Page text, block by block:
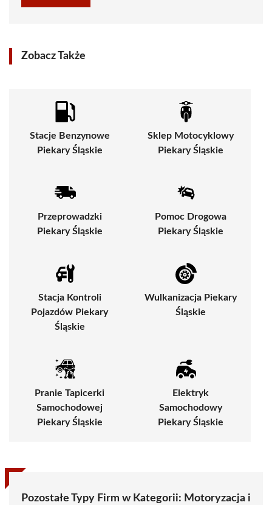
Zobacz Także
Stacje Benzynowe
Piekary Śląskie
Sklep Motocyklowy
Piekary Śląskie
Przeprowadzki
Piekary Śląskie
Pomoc Drogowa
Piekary Śląskie
Stacja Kontroli
Pojazdów Piekary
Śląskie
Wulkanizacja Piekary
Śląskie
Pranie Tapicerki
Samochodowej
Piekary Śląskie
Elektryk
Samochodowy
Piekary Śląskie
Pozostałe Typy Firm w Kategorii: Motoryzacja i